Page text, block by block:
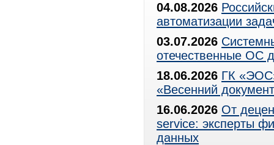
04.08.2026
автоматизации
03.07.2026
отечественные ОС
18.06.2026 ГК
«Весенний
16.06.2026 От
service: эксперты
данных